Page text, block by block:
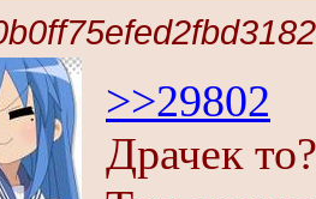
>>29802
Драчек то?